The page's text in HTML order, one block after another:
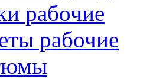
рабочие
рабочие